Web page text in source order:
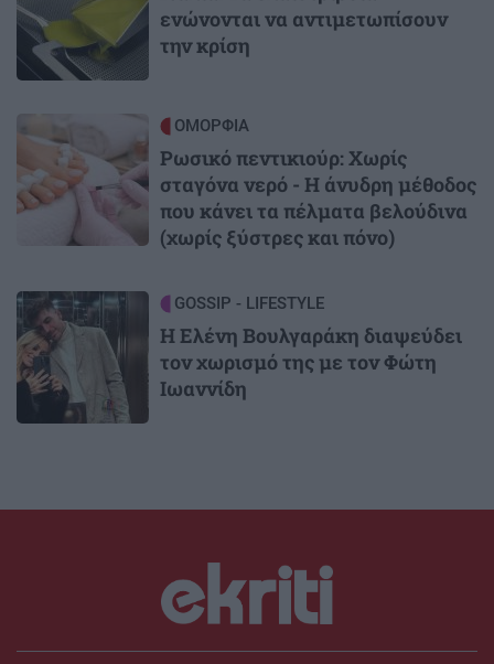
ενώνονται να αντιμετωπίσουν
την κρίση
ΟΜΟΡΦΙΑ
Ρωσικό πεντικιούρ: Χωρίς
σταγόνα νερό - Η άνυδρη μέθοδος
που κάνει τα πέλματα βελούδινα
(χωρίς ξύστρες και πόνο)
Image GOSSIP - LIFESTYLE
Η Ελένη Βουλγαράκη διαψεύδει
τον χωρισμό της με τον Φώτη
Ιωαννίδη